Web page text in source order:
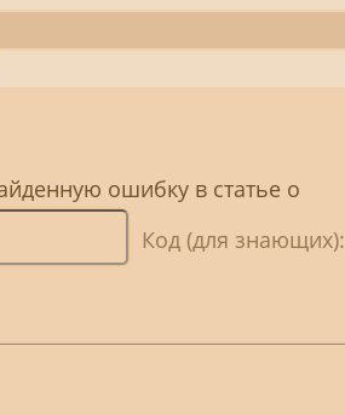
ошибку в статье о
Код (для знающих):